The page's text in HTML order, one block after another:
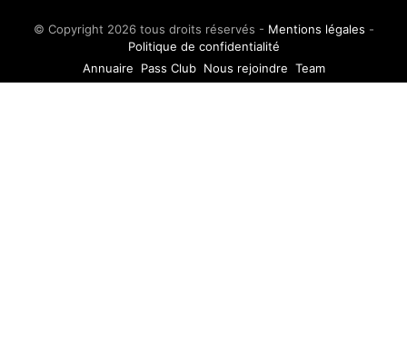
© Copyright 2026 tous droits réservés - Mentions légales -
Politique de confidentialité
Annuaire
Pass Club Nous rejoindre Team